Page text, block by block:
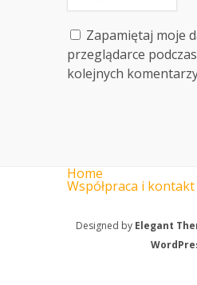
Zapamiętaj moje
przeglądarce
kolejnych
Home
Współpraca i kontakt
Designed by Elegant